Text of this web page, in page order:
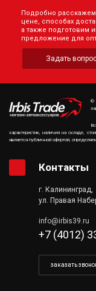
Подробно расскажем
цене, способах
а также подготовим
предложение для
Задать
©
характеристик, наличия на складе,
является публичной офертой,
Контакты
г. Калининград,
ул. Правая
info@irbis39.ru
+7 (4012)
заказать